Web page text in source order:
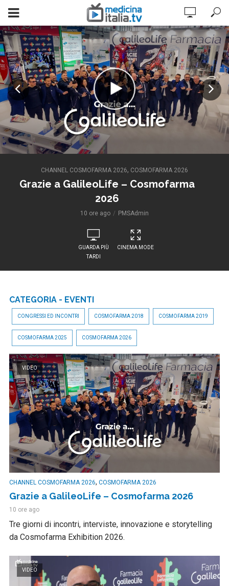
CHANNEL COSMOFARMA 2026, COSMOFARMA 2026
Grazie a GalileoLife – Cosmofarma
2026
10 ore ago PMSAdmin
GUARDA PIÙ
TARDI
CINEMA MODE
CATEGORIA - EVENTI
CONGRESSI ED INCONTRI COSMOFARMA 2018 COSMOFARMA 2019
COSMOFARMA 2025 COSMOFARMA 2026
VIDEO
CHANNEL COSMOFARMA 2026, COSMOFARMA 2026
Grazie a GalileoLife – Cosmofarma 2026
10 ore ago
Tre giorni di incontri, interviste, innovazione e storytelling
da Cosmofarma Exhibition 2026.
VIDEO